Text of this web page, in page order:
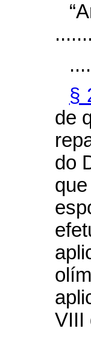
§
de
do
VIII